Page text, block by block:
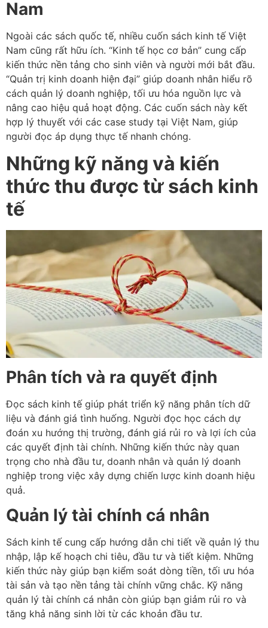
Nam
Ngoài các sách quốc tế, nhiều cuốn sách kinh tế Việt
Nam cũng rất hữu ích. “Kinh tế học cơ bản” cung cấp
kiến thức nền tảng cho sinh viên và người mới bắt đầu.
“Quản trị kinh doanh hiện đại” giúp doanh nhân hiểu rõ
cách quản lý doanh nghiệp, tối ưu hóa nguồn lực và
nâng cao hiệu quả hoạt động. Các cuốn sách này kết
hợp lý thuyết với các case study tại Việt Nam, giúp
người đọc áp dụng thực tế nhanh chóng.
Những kỹ năng và kiến
thức thu được từ sách kinh
tế
Phân tích và ra quyết định
Đọc sách kinh tế giúp phát triển kỹ năng phân tích dữ
liệu và đánh giá tình huống. Người đọc học cách dự
đoán xu hướng thị trường, đánh giá rủi ro và lợi ích của
các quyết định tài chính. Những kiến thức này quan
trọng cho nhà đầu tư, doanh nhân và quản lý doanh
nghiệp trong việc xây dựng chiến lược kinh doanh hiệu
quả.
Quản lý tài chính cá nhân
Sách kinh tế cung cấp hướng dẫn chi tiết về quản lý thu
nhập, lập kế hoạch chi tiêu, đầu tư và tiết kiệm. Những
kiến thức này giúp bạn kiểm soát dòng tiền, tối ưu hóa
tài sản và tạo nền tảng tài chính vững chắc. Kỹ năng
quản lý tài chính cá nhân còn giúp bạn giảm rủi ro và
tăng khả năng sinh lời từ các khoản đầu tư.